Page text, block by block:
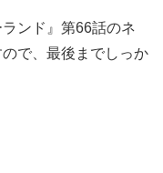
ンド』第66話のネ
で、最後までしっか